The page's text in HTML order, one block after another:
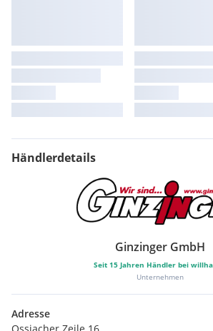
Händlerdetails
Ginzinger GmbH
Seit 15 Jahren Händler bei
Unternehmen
Adresse